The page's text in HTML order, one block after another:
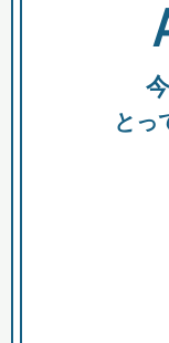
全国の検索
助
とっ